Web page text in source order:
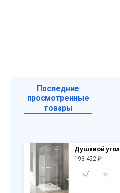
Последние
просмотренные
товары
193 452 ₽